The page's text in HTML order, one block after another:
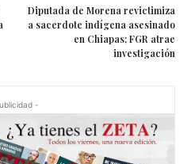
Diputada de Morena revictimiza
a sacerdote indígena asesinado
en Chiapas; FGR atrae
investigación
-